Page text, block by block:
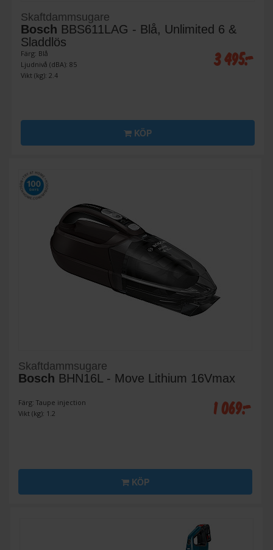
Skaftdammsugare
Bosch BBS611LAG - Blå, Unlimited 6 &
Sladdlös
Färg: Blå
Ljudnivå (dBA): 85
Vikt (kg): 2.4
3 495:-
KÖP
Skaftdammsugare
Bosch BHN16L - Move Lithium 16Vmax
Färg: Taupe injection
Vikt (kg): 1.2
1 069:-
KÖP